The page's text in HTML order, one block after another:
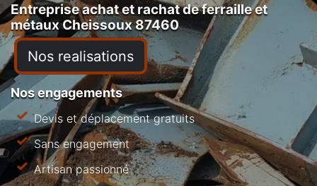
Entreprise achat et rachat de ferraille et
métaux Cheissoux 87460
Nos realisations
Nos engagements
Devis et déplacement gratuits
Sans engagement
Artisan passionné